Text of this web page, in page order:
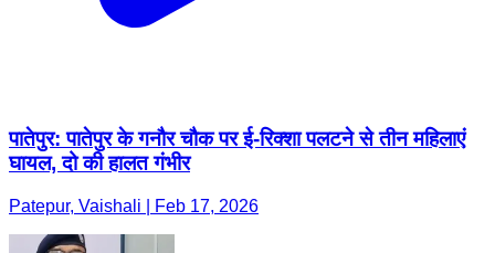
पातेपुर: पातेपुर के गनौर चौक पर ई-रिक्शा पलटने से तीन महिलाएं
घायल, दो की हालत गंभीर
Patepur, Vaishali | Feb 17, 2026